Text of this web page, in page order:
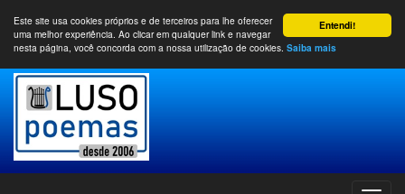
Entendi!
Este site usa cookies próprios e de terceiros para lhe oferecer
uma melhor experiência. Ao clicar em qualquer link e navegar
nesta página, você concorda com a nossa utilização de cookies. Saiba mais